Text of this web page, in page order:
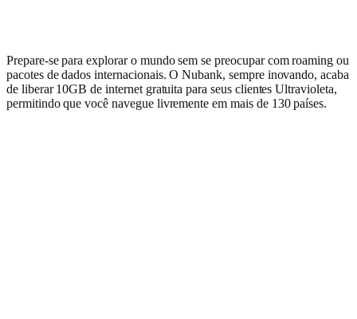
Prepare-se para explorar o mundo sem se preocupar com roaming ou
pacotes de dados internacionais. O Nubank, sempre inovando, acaba
de liberar 10GB de internet gratuita para seus clientes Ultravioleta,
permitindo que você navegue livremente em mais de 130 países.